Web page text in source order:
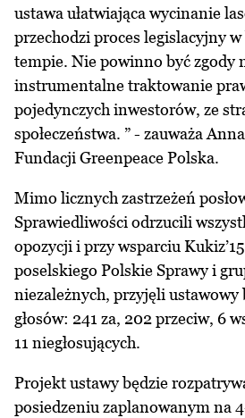
ustawa ułatwiająca wycinanie
przechodzi proces legislacyjny
tempie. Nie powinno być zgody
instrumentalne traktowanie
pojedynczych inwestorów, ze
społeczeństwa. ” - zauważa
Fundacji Greenpeace Polska.
Mimo licznych zastrzeżeń
Sprawiedliwości odrzucili
opozycji i przy wsparciu
poselskiego Polskie Sprawy i
niezależnych, przyjęli
głosów: 241 za, 202 przeciw, 6
11 niegłosujących.
Projekt ustawy będzie
posiedzeniu zaplanowanym na